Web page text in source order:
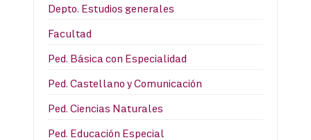
Depto. Estudios generales
Facultad
Ped. Básica con Especialidad
Ped. Castellano y Comunicación
Ped. Ciencias Naturales
Ped. Educación Especial